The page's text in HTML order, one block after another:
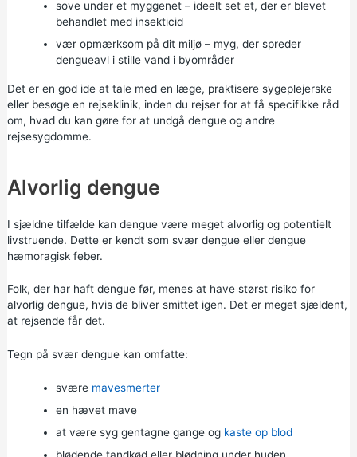
sove under et myggenet – ideelt set et, der er blevet
behandlet med insekticid
vær opmærksom på dit miljø – myg, der spreder
dengueavl i stille vand i byområder
Det er en god ide at tale med en læge, praktisere sygeplejerske
eller besøge en rejseklinik, inden du rejser for at få specifikke råd
om, hvad du kan gøre for at undgå dengue og andre
rejsesygdomme.
Alvorlig dengue
I sjældne tilfælde kan dengue være meget alvorlig og potentielt
livstruende. Dette er kendt som svær dengue eller dengue
hæmoragisk feber.
Folk, der har haft dengue før, menes at have størst risiko for
alvorlig dengue, hvis de bliver smittet igen. Det er meget sjældent,
at rejsende får det.
Tegn på svær dengue kan omfatte:
svære mavesmerter
en hævet mave
at være syg gentagne gange og kaste op blod